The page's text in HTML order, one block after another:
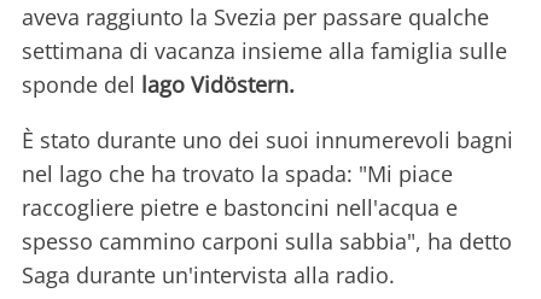
aveva raggiunto la Svezia per passare qualche
settimana di vacanza insieme alla famiglia sulle
sponde del lago Vidöstern.
È stato durante uno dei suoi innumerevoli bagni
nel lago che ha trovato la spada: "Mi piace
raccogliere pietre e bastoncini nell'acqua e
spesso cammino carponi sulla sabbia", ha detto
Saga durante un'intervista alla radio.